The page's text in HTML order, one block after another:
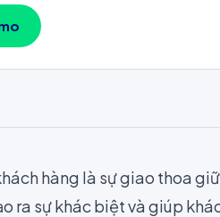
hàng là sự giao thoa
ra sự khác biệt và giúp